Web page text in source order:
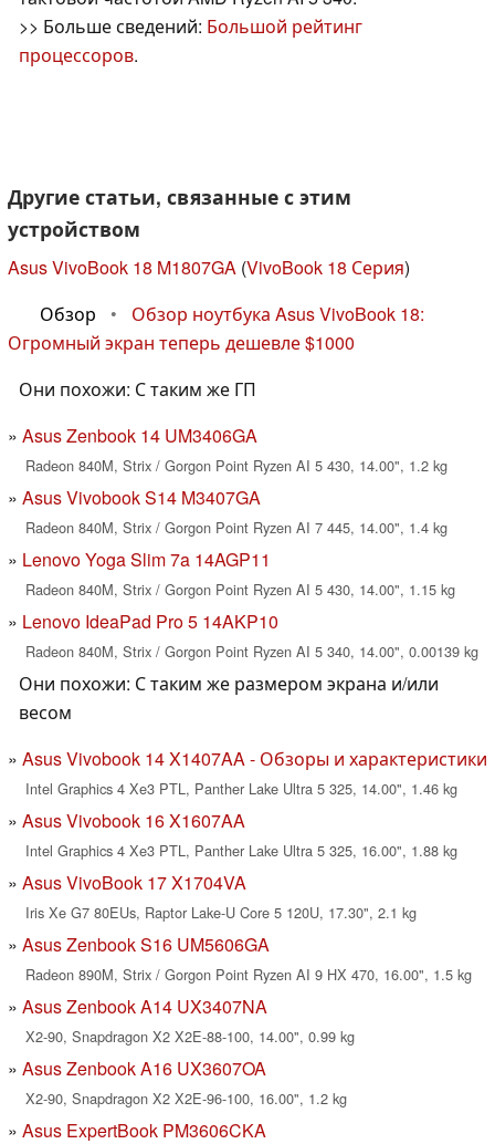
>> Больше сведений: Большой рейтинг
процессоров.
Другие статьи, связанные с этим
устройством
Asus VivoBook 18 M1807GA (VivoBook 18 Серия)
Обзор
•
Обзор ноутбука Asus VivoBook 18:
Огромный экран теперь дешевле $1000
Они похожи: С таким же ГП
Asus Zenbook 14 UM3406GA
Radeon 840M, Strix / Gorgon Point Ryzen AI 5 430, 14.00", 1.2 kg
Asus Vivobook S14 M3407GA
Radeon 840M, Strix / Gorgon Point Ryzen AI 7 445, 14.00", 1.4 kg
Lenovo Yoga Slim 7a 14AGP11
Radeon 840M, Strix / Gorgon Point Ryzen AI 5 430, 14.00", 1.15 kg
Lenovo IdeaPad Pro 5 14AKP10
Radeon 840M, Strix / Gorgon Point Ryzen AI 5 340, 14.00", 0.00139 kg
Они похожи: С таким же размером экрана и/или
весом
Asus Vivobook 14 X1407AA - Обзоры и характеристики
Intel Graphics 4 Xe3 PTL, Panther Lake Ultra 5 325, 14.00", 1.46 kg
Asus Vivobook 16 X1607AA
Intel Graphics 4 Xe3 PTL, Panther Lake Ultra 5 325, 16.00", 1.88 kg
Asus VivoBook 17 X1704VA
Iris Xe G7 80EUs, Raptor Lake-U Core 5 120U, 17.30", 2.1 kg
Asus Zenbook S16 UM5606GA
Radeon 890M, Strix / Gorgon Point Ryzen AI 9 HX 470, 16.00", 1.5 kg
Asus Zenbook A14 UX3407NA
X2-90, Snapdragon X2 X2E-88-100, 14.00", 0.99 kg
Asus Zenbook A16 UX3607OA
X2-90, Snapdragon X2 X2E-96-100, 16.00", 1.2 kg
Asus ExpertBook PM3606CKA